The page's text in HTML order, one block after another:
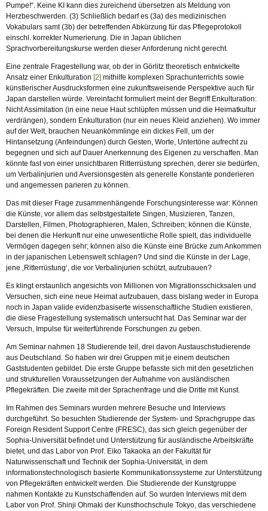
Pumpe!“. Keine KI kann dies zureichend übersetzen als Meldung von
Herzbeschwerden. (3) Schließlich bedarf es (3a) des medizinischen
Vokabulars samt (3b) der betreffenden Abkürzung für das Pflegeprotokoll
einschl. korrekter Numerierung. Die in Japan üblichen
Sprachvorbereitungskurse werden dieser Anforderung nicht gerecht.
Eine zentrale Fragestellung war, ob der in Görlitz theoretisch entwickelte
Ansatz einer Enkulturation [2] mithilfe komplexen Sprachunterrichts sowie
künstlerischer Ausdrucksformen eine zukunftsweisende Perspektive auch für
Japan darstellen würde. Vereinfacht formuliert meint der Begriff Enkulturation:
Nicht Assimilation (in eine neue Haut schlüpfen müssen und die Heimatkultur
verdrängen), sondern Enkulturation (nur ein neues Kleid anziehen). Wo immer
auf der Welt, brauchen Neuankömmlinge ein dickes Fell, um der
Hintansetzung (Anfeindungen) durch Gesten, Worte, Untertöne aufrecht zu
begegnen und sich auf Dauer Anerkennung des Eigenen zu verschaffen. Man
könnte fast von einer unsichtbaren Ritterrüstung sprechen, derer sie bedürfen,
um Verbalinjurien und Aversionsgesten als generelle Konstante ponderieren
und angemessen parieren zu können.
Das mit dieser Frage zusammenhängende Forschungsinteresse war: Können
die Künste, vor allem das selbstgestaltete Singen, Musizieren, Tanzen,
Darstellen, Filmen, Photographieren, Malen, Schreiben; können die Künste,
bei denen die Herkunft nur eine unwesentliche Rolle spielt, das individuelle
Vermögen dagegen sehr; können also die Künste eine Brücke zum Ankommen
in der japanischen Lebenswelt schlagen? Und sind die Künste in der Lage,
jene ‚Ritterrüstung‘, die vor Verbalinjurien schützt, aufzubauen?
Es klingt erstaunlich angesichts von Millionen von Migrationsschicksalen und
Versuchen, sich eine neue Heimat aufzubauen, dass bislang weder in Europa
noch in Japan valide evidenzbasiserte wissenschaftliche Studien existieren,
die diese Fragestellung systematisch untersucht hat. Das Seminar war der
Versuch, Impulse für weiterführende Forschungen zu geben.
Am Seminar nahmen 18 Studierende teil, drei davon Austauschstudierende
aus Deutschland. So haben wir drei Gruppen mit je einem deutschen
Gaststudenten gebildet. Die erste Gruppe befasste sich mit den gesetzlichen
und strukturellen Voraussetzungen der Aufnahme von ausländischen
Pflegekräften. Die zweite mit der Sprachenfrage und die Dritte mit Kunst.
Im Rahmen des Seminars wurden mehrere Besuche und Interviews
durchgeführt. So besuchten Studierende der System- und Sprachgruppe das
Foreign Resident Support Centre (FRESC), das sich gleich gegenüber der
Sophia-Universität befindet und Unterstützung für ausländische Arbeitskräfte
bietet, und das Labor von Prof. Eiko Takaoka an der Fakultät für
Naturwissenschaft und Technik der Sophia-Universität, in dem
informationstechnologisch basierte Kommunikationssysteme zur Unterstützung
von Pflegekräften entwickelt werden. Die Studierende der Kunstgruppe
nahmen Kontakte zu Kunstschaffenden auf. So wurden Interviews mit dem
Labor von Prof. Shinji Ohmaki der Kunsthochschule Tokyo, das verschiedene